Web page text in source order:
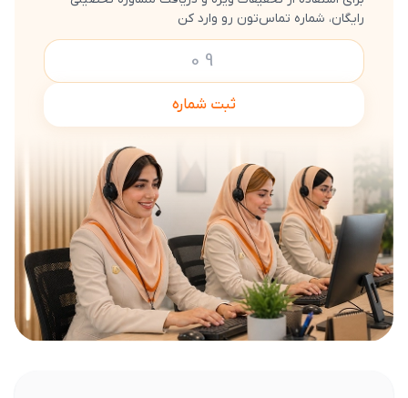
رایگان، شماره تماس‌تون رو وارد کن
ثبت شماره